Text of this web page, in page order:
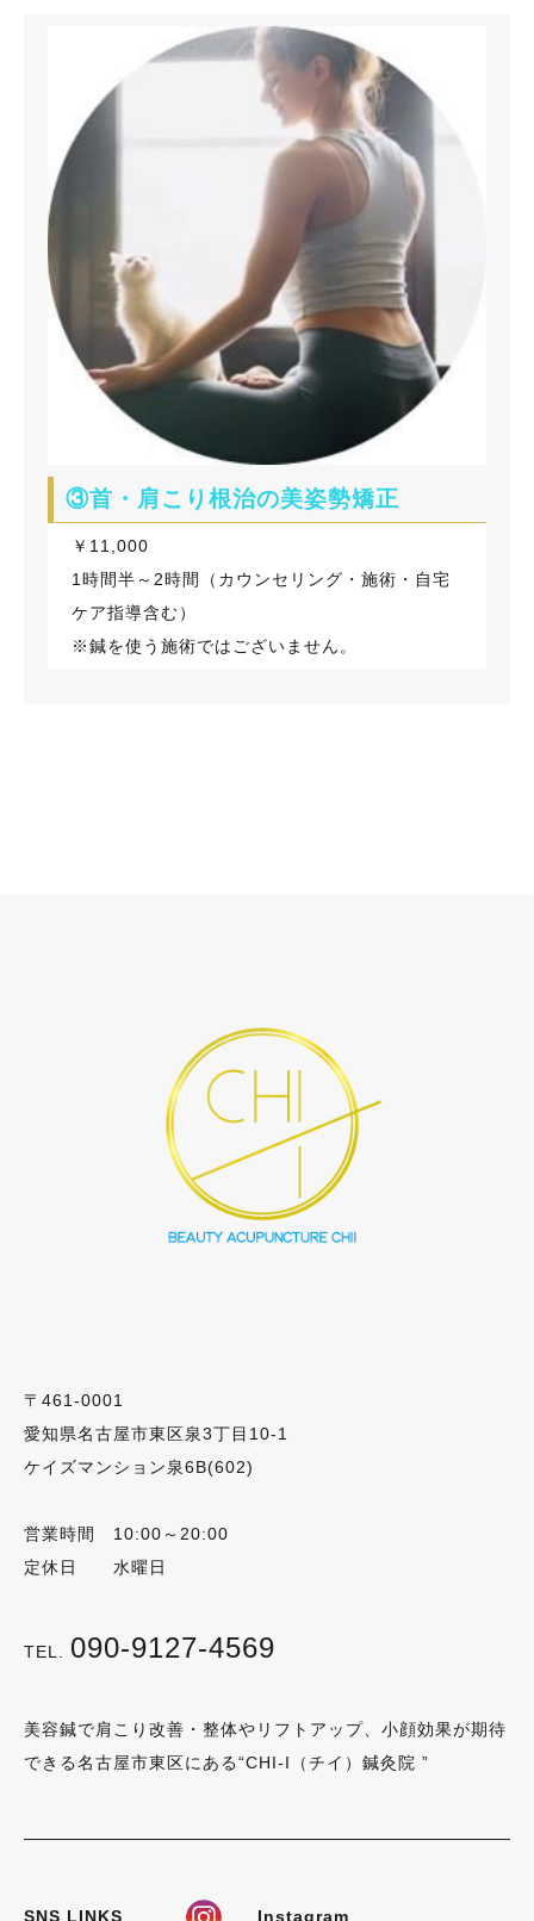
③首・肩こり根治の美姿勢矯正
￥11,000
1時間半～2時間（カウンセリング・施術・自宅
ケア指導含む）
※鍼を使う施術ではございません。
〒461-0001
愛知県名古屋市東区泉3丁目10-1
ケイズマンション泉6B(602)
営業時間 10:00～20:00
定休日 水曜日
TEL. 090-9127-4569
美容鍼で肩こり改善・整体やリフトアップ、小顔効果が期待
できる名古屋市東区にある“CHI-I（チイ）鍼灸院 ”
SNS LINKS Instagram